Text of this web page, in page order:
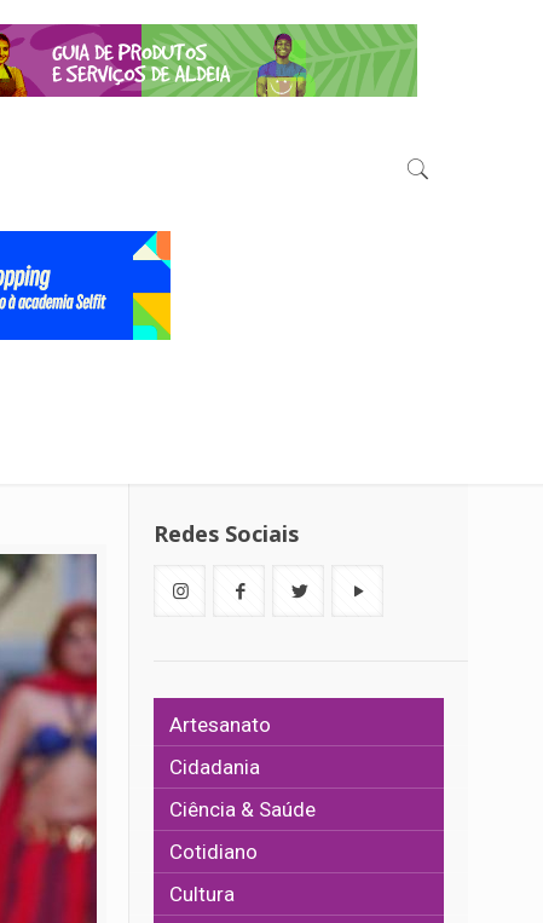
Redes Sociais
Artesanato
Cidadania
Ciência & Saúde
Cotidiano
Cultura